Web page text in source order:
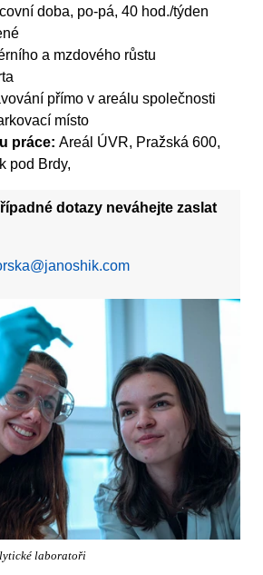
doba, po-pá, 40 hod./týden
a mzdového růstu
přímo v areálu společnosti
místo
práce: Areál ÚVR, Pražská 600,
pod Brdy,
dotazy neváhejte zaslat
laboratoři